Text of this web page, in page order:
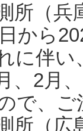
所（
から
に伴い
、2月
で、
所（